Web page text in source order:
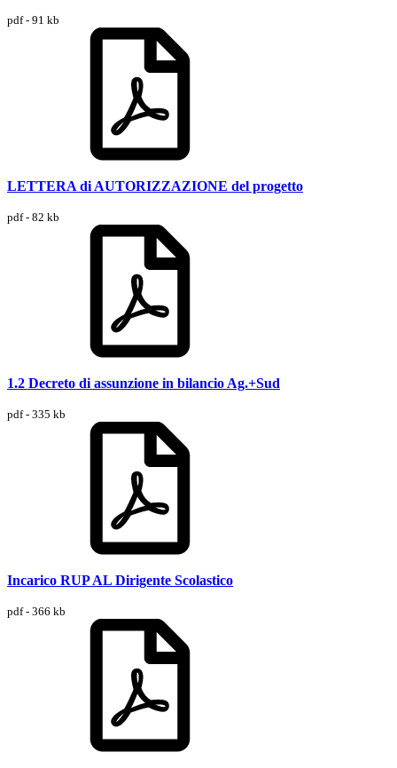
pdf - 91 kb
LETTERA di AUTORIZZAZIONE del progetto
pdf - 82 kb
1.2 Decreto di assunzione in bilancio Ag.+Sud
pdf - 335 kb
Incarico RUP AL Dirigente Scolastico
pdf - 366 kb